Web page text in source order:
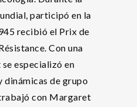
participó en la
recibió el Prix de
Con una
especializó en
dinámicas de grupo
con Margaret